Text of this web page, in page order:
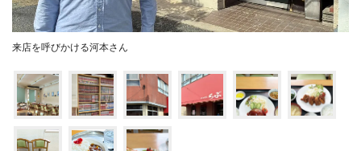
来店を呼びかける河本さん